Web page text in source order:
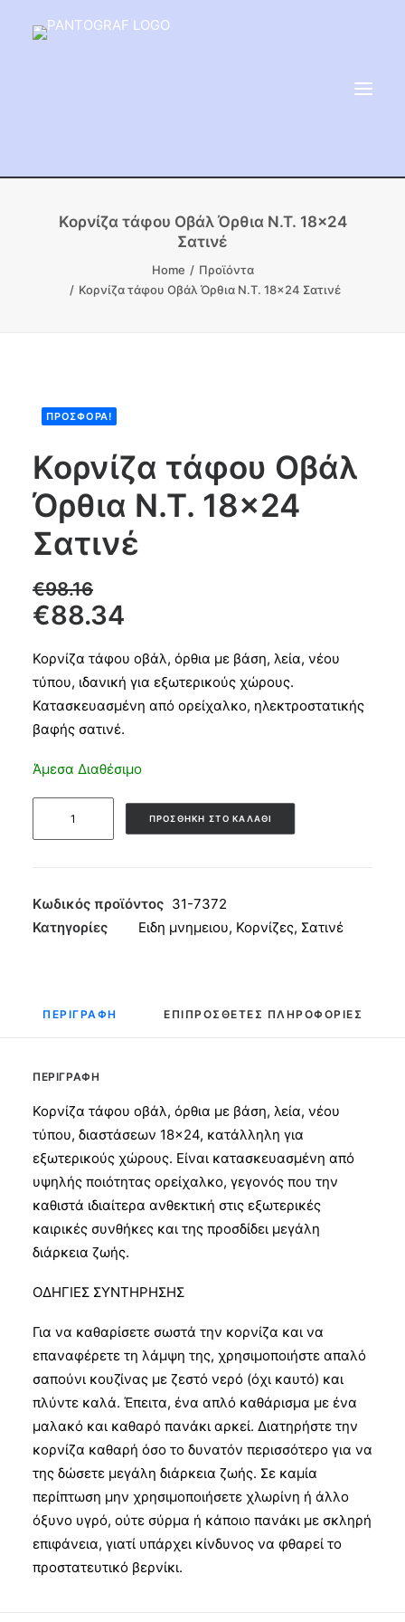
ΕΙΔΗ ΜΝΗΜΕΙΟΥ
ΑΔΑΜΑΝΤΟΦΟΡΟΙ ΔΙΣΚΟΙ
ΠΡΟΪΟΝΤΑ ΜΑΡΜΆΡΟΥ
Products
search
Κορνίζα τάφου Οβάλ Όρθια Ν.Τ. 18×24
Σατινέ
Home
Προϊόντα
Κορνίζα τάφου Οβάλ Όρθια Ν.Τ. 18×24 Σατινέ
ΠΡΟΣΦΟΡΆ!
Κορνίζα τάφου Οβάλ
Όρθια Ν.Τ. 18×24
Σατινέ
€98.16
€88.34
Κορνίζα τάφου οβάλ, όρθια με βάση, λεία, νέου
τύπου, ιδανική για εξωτερικούς χώρους.
Κατασκευασμένη από ορείχαλκο, ηλεκτροστατικής
βαφής σατινέ.
Άμεσα Διαθέσιμο
Ν.Τ.
18x24
ΠΡΟΣΘΉΚΗ ΣΤΟ ΚΑΛΆΘΙ
Κωδικός προϊόντος 31-7372
Κατηγορίες
Ειδη μνημειου, Κορνίζες, Σατινέ
ΠΕΡΙΓΡΑΦΉ ΕΠΙΠΡΌΣΘΕΤΕΣ ΠΛΗΡΟΦΟΡΊΕΣ
ΠΕΡΙΓΡΑΦΉ
Κορνίζα τάφου οβάλ, όρθια με βάση, λεία, νέου
τύπου, διαστάσεων 18×24, κατάλληλη για
εξωτερικούς χώρους. Είναι κατασκευασμένη από
υψηλής ποιότητας ορείχαλκο, γεγονός που την
καθιστά ιδιαίτερα ανθεκτική στις εξωτερικές
καιρικές συνθήκες και της προσδίδει μεγάλη
διάρκεια ζωής.
ΟΔΗΓΙΕΣ ΣΥΝΤΗΡΗΣΗΣ
Για να καθαρίσετε σωστά την κορνίζα και να
επαναφέρετε τη λάμψη της, χρησιμοποιήστε απαλό
σαπούνι κουζίνας με ζεστό νερό (όχι καυτό) και
πλύντε καλά. Έπειτα, ένα απλό καθάρισμα με ένα
μαλακό και καθαρό πανάκι αρκεί. Διατηρήστε την
κορνίζα καθαρή όσο το δυνατόν περισσότερο για να
της δώσετε μεγάλη διάρκεια ζωής. Σε καμία
περίπτωση μην χρησιμοποιήσετε χλωρίνη ή άλλο
όξυνο υγρό, ούτε σύρμα ή κάποιο πανάκι με σκληρή
επιφάνεια, γιατί υπάρχει κίνδυνος να φθαρεί το
προστατευτικό βερνίκι.